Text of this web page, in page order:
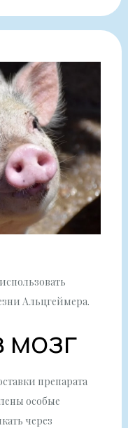
Альцгеймера.
мозг
препарата
особые
через